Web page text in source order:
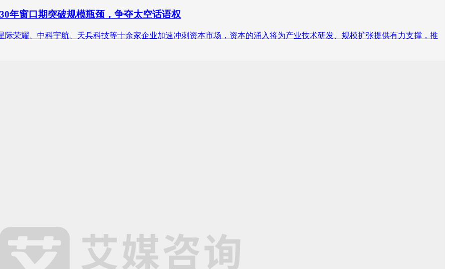
年窗口期突破规模瓶颈，争夺太空话语权
际荣耀、中科宇航、天兵科技等十余家企业加速冲刺资本市场，资本的涌入将为产业技术研发、规模扩张提供有力支撑，推